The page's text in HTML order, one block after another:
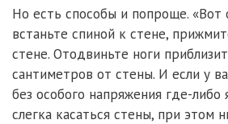
Но есть способы и попроще. «Вот
встаньте спиной к стене,
стене. Отодвиньте ноги
сантиметров от стены. И если у
без особого напряжения где-либо
слегка касаться стены, при этом